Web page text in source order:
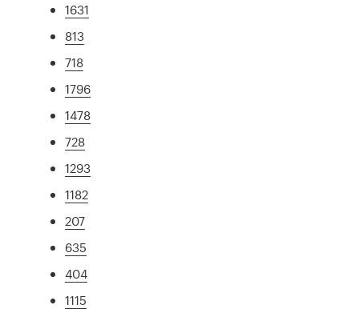
1631
813
718
1796
1478
728
1293
1182
207
635
404
1115